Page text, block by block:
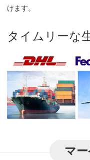
けます。
タイムリーな
マ